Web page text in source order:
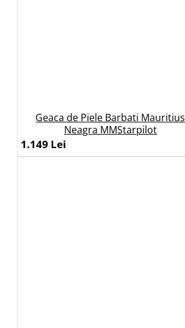
Geaca de Piele Barbati Mauritius
Neagra MMStarpilot
1.149 Lei